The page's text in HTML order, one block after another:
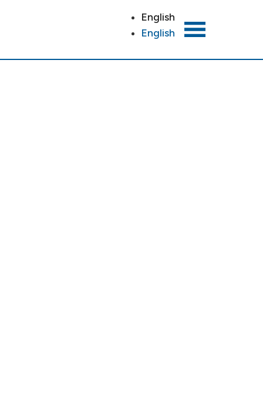
English
English